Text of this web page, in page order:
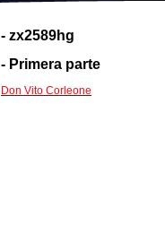
- zx2589hg
- Primera parte
Don Vito Corleone